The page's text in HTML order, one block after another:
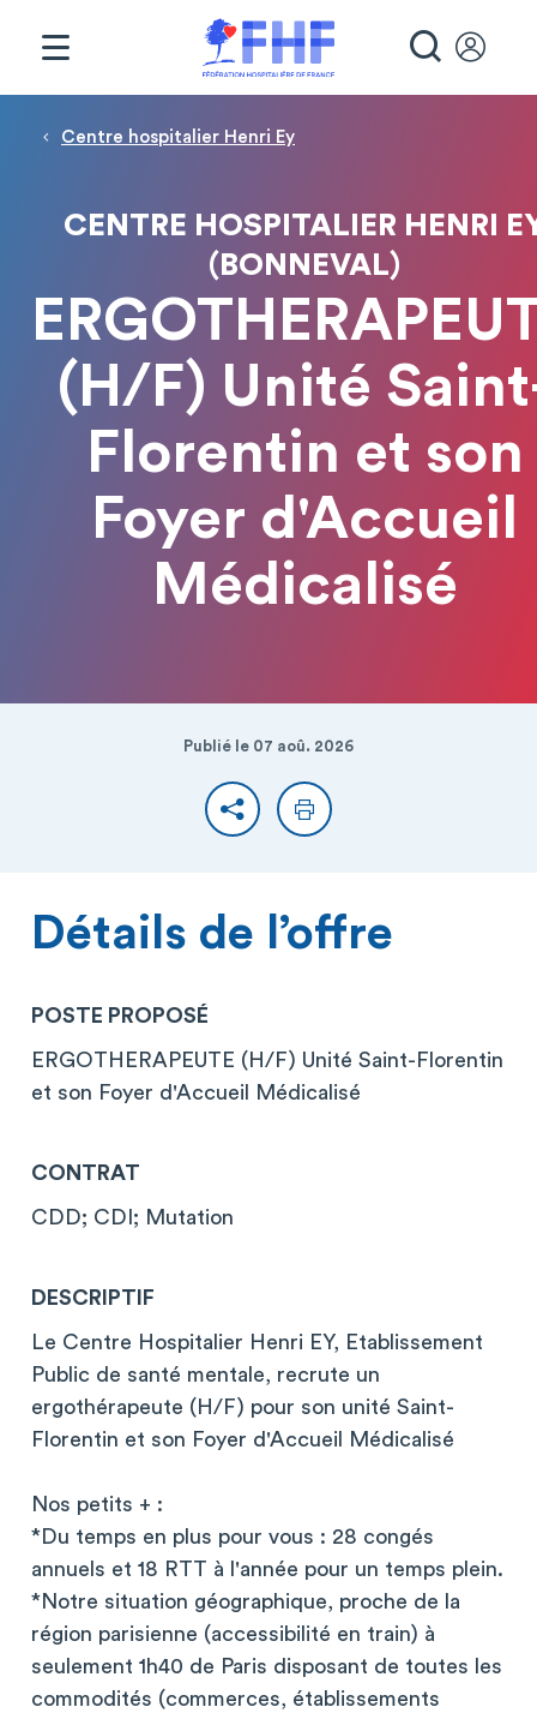
Fil d'Ariane
Centre hospitalier Henri Ey
CENTRE HOSPITALIER HENRI
(BONNEVAL)
(H/F) Unité
Florentin et son
Foyer d'Accueil
Médicalisé
Publié le 07 aoû. 2026
PartagerImprimer
Détails de l’offre
POSTE PROPOSÉ
ERGOTHERAPEUTE (H/F) Unité Saint-Florentin
et son Foyer d'Accueil Médicalisé
CONTRAT
CDD; CDI; Mutation
DESCRIPTIF
Le Centre Hospitalier Henri EY, Etablissement
Public de santé mentale, recrute un
ergothérapeute (H/F) pour son unité Saint-
Florentin et son Foyer d'Accueil Médicalisé
Nos petits + :
*Du temps en plus pour vous : 28 congés
annuels et 18 RTT à l'année pour un temps plein.
*Notre situation géographique, proche de la
région parisienne (accessibilité en train) à
seulement 1h40 de Paris disposant de toutes les
commodités (commerces, établissements
Panneau de gestion des cookies